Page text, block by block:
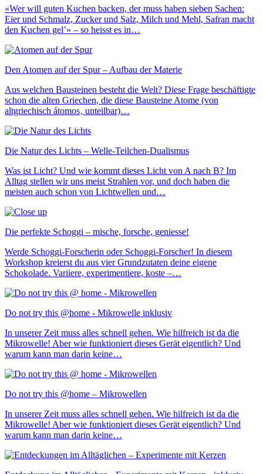
«Wer will guten Kuchen backen, der muss haben sieben Sachen:
Eier und Schmalz, Zucker und Salz, Milch und Mehl, Safran macht
den Kuchen gel’» – so heisst es in…
Den Atomen auf der Spur – Aufbau der Materie
Aus welchen Bausteinen besteht die Welt? Diese Frage beschäftigte
schon die alten Griechen, die diese Bausteine Atome (von
altgriechisch átomos‚ unteilbar)…
Die Natur des Lichts – Welle-Teilchen-Dualismus
Was ist Licht? Und wie kommt dieses Licht von A nach B? Im
Alltag stellen wir uns meist Strahlen vor, und doch haben die
meisten auch schon von Lichtwellen und…
Die perfekte Schoggi – mische, forsche, geniesse!
Werde Schoggi-Forscherin oder Schoggi-Forscher! In diesem
Workshop kreierst du aus vier Grundzutaten deine eigene
Schokolade. Variiere, experimentiere, koste –…
Do not try this @home - Mikrowelle inklusiv
In unserer Zeit muss alles schnell gehen. Wie hilfreich ist da die
Mikrowelle! Aber wie funktioniert dieses Gerät eigentlich? Und
warum kann man darin keine…
Do not try this @home – Mikrowellen
In unserer Zeit muss alles schnell gehen. Wie hilfreich ist da die
Mikrowelle! Aber wie funktioniert dieses Gerät eigentlich? Und
warum kann man darin keine…